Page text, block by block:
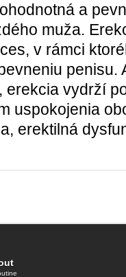
a
muža.
v rámci
penisu.
erekcia vydrží
uspokojenia
erektilná